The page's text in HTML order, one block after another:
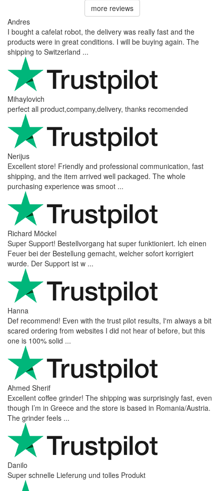
more reviews
Andres
I bought a cafelat robot, the delivery was really fast and the
products were in great conditions. I will be buying again. The
shipping to Switzerland ...
Mihaylovich
perfect all product,company,delivery, thanks recomended
Nerijus
Excellent store! Friendly and professional communication, fast
shipping, and the item arrived well packaged. The whole
purchasing experience was smoot ...
Richard Möckel
Super Support! Bestellvorgang hat super funktioniert. Ich einen
Feuer bei der Bestellung gemacht, welcher sofort korrigiert
wurde. Der Support ist w ...
Hanna
Def recommend! Even with the trust pilot results, I'm always a bit
scared ordering from websites I did not hear of before, but this
one is 100% solid ...
Ahmed Sherif
Excellent coffee grinder! The shipping was surprisingly fast, even
though I’m in Greece and the store is based in Romania/Austria.
The grinder feels ...
Danilo
Super schnelle Lieferung und tolles Produkt